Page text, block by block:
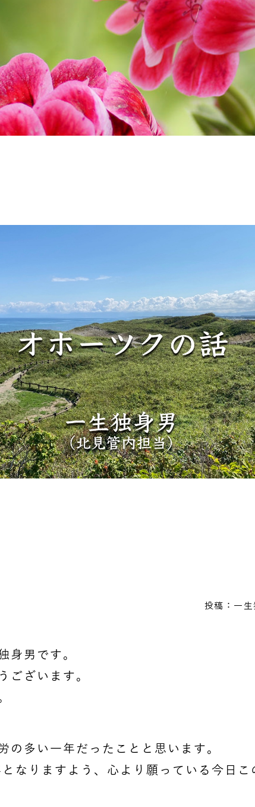
投稿：一
身男です。
ございます。
の多い一年だったことと思います。
なりますよう、心より願っている今日こ